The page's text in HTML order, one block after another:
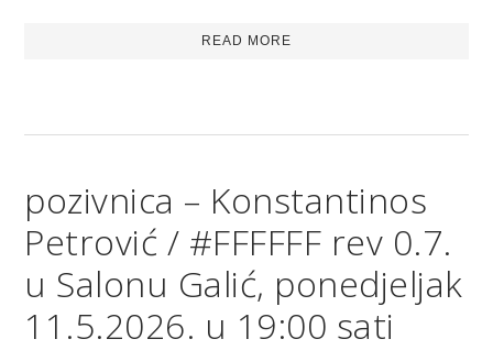
READ MORE
pozivnica – Konstantinos
Petrović / #FFFFFF rev 0.7.
u Salonu Galić, ponedjeljak
11.5.2026. u 19:00 sati